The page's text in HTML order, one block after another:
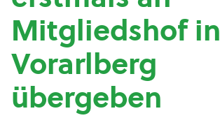
Mitgliedshof in
Vorarlberg
übergeben